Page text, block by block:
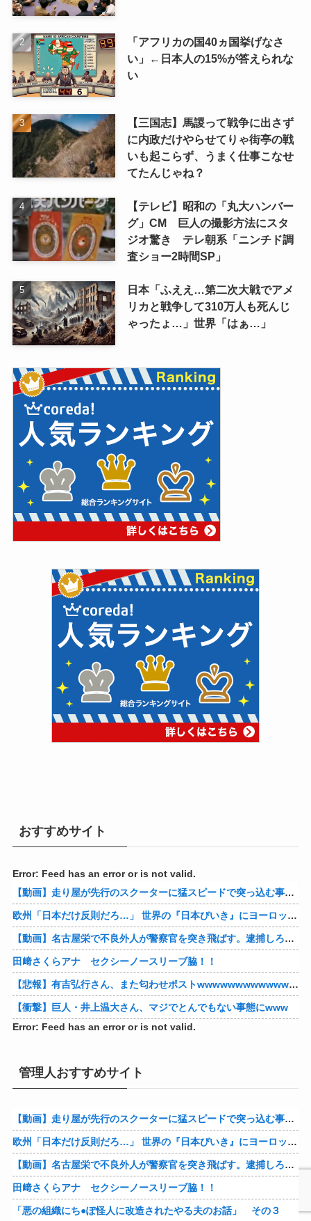
「アフリカの国40ヵ国挙げなさ
い」←日本人の15%が答えられな
い
【三国志】馬謖って戦争に出さず
に内政だけやらせてりゃ街亭の戦
いも起こらず、うまく仕事こなせ
てたんじゃね？
【テレビ】昭和の「丸大ハンバー
グ」CM 巨人の撮影方法にスタ
ジオ驚き テレ朝系「ニンチド調
査ショー2時間SP」
日本「ふええ…第二次大戦でアメ
リカと戦争して310万人も死んじ
ゃったょ…」世界「はぁ…」
おすすめサイト
Error: Feed has an error or is not valid.
【動画】走り屋が先行のスクーターに猛スピードで突っ込む事故。
欧州「日本だけ反則だろ…」 世界の『日本びいき』にヨーロッパ全土から不満の声
【動画】名古屋栄で不良外人が警察官を突き飛ばす。逮捕しろやｗｗｗ
田﨑さくらアナ セクシーノースリーブ脇！！
【悲報】有吉弘行さん、また匂わせポストwwwwwwwwwwwwwwww
【衝撃】巨人・井上温大さん、マジでとんでもない事態にwww
Error: Feed has an error or is not valid.
管理人おすすめサイト
【動画】走り屋が先行のスクーターに猛スピードで突っ込む事故。
欧州「日本だけ反則だろ…」 世界の『日本びいき』にヨーロッパ全土から不満の声
【動画】名古屋栄で不良外人が警察官を突き飛ばす。逮捕しろやｗｗｗ
田﨑さくらアナ セクシーノースリーブ脇！！
「悪の組織にち●ぽ怪人に改造されたやる夫のお話」 その３